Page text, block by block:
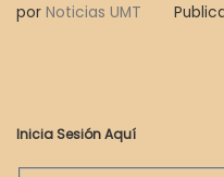
por Noticias UMT
Inicia Sesión Aquí